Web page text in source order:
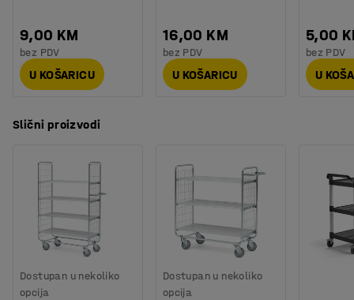
Težina: 26,01
Montaža : Dolazi nesastavljeno
9,00 KM
bez PDV
U KOŠARICU
16,00 KM
bez PDV
U KOŠARICU
5,00
bez PDV
U
Slični proizvodi
Dostupan u nekoliko
opcija
Dostupan u nekoliko
opcija